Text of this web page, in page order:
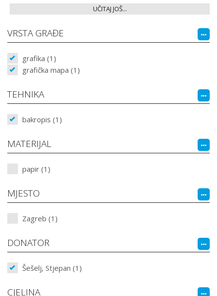
UČITAJ JOŠ...
VRSTA GRAĐE
grafika (1)
grafička mapa (1)
TEHNIKA
bakropis (1)
MATERIJAL
papir (1)
MJESTO
Zagreb (1)
DONATOR
Šešelj, Stjepan (1)
CJELINA